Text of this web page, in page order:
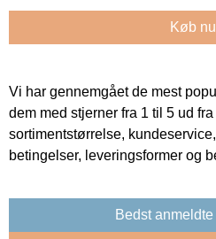
Køb
Vi har gennemgået de mest
dem med stjerner fra 1 til 5 ud
sortimentstørrelse,
betingelser, leveringsformer og
Bedst